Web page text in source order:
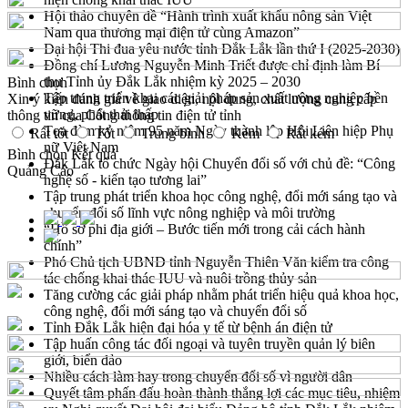
Hội thảo chuyên đề “Hành trình xuất khẩu nông sản Việt
Nam qua thương mại điện tử cùng Amazon”
Đại hội Thi đua yêu nước tỉnh Đắk Lắk lần thứ I (2025-2030)
Đồng chí Lương Nguyễn Minh Triết được chỉ định làm Bí
thư Tỉnh ủy Đắk Lắk nhiệm kỳ 2025 – 2030
Tập trung triển khai các giải pháp sản xuất nông nghiệp bền
vững, phát thải thấp
Tọa đàm kỷ niệm 95 năm Ngày thành lập Hội Liên hiệp Phụ
nữ Việt Nam
Đắk Lắk tổ chức Ngày hội Chuyển đổi số với chủ đề: “Công
nghệ số - kiến tạo tương lai”
Tập trung phát triển khoa học công nghệ, đổi mới sáng tạo và
chuyển đổi số lĩnh vực nông nghiệp và môi trường
“Hồ sơ phi địa giới – Bước tiến mới trong cải cách hành
chính”
Phó Chủ tịch UBND tỉnh Nguyễn Thiên Văn kiểm tra công
tác chống khai thác IUU và nuôi trồng thủy sản
Tăng cường các giải pháp nhằm phát triển hiệu quả khoa học,
công nghệ, đổi mới sáng tạo và chuyển đổi số
Tỉnh Đắk Lắk hiện đại hóa y tế từ bệnh án điện tử
Tập huấn công tác đối ngoại và tuyên truyền quản lý biên
giới, biển đảo
Nhiều cách làm hay trong chuyển đổi số vì người dân
Quyết tâm phấn đấu hoàn thành thắng lợi các mục tiêu, nhiệm
Bình chọn
Xin ý kiến đánh giá về giao diện, nội dung, chất lượng cung cấp
thông tin của Cổng thông tin điện tử tỉnh
Rất tốt
Tốt Trung bình Kém
Rất kém
Bình chọnKết quả
Quảng Cáo